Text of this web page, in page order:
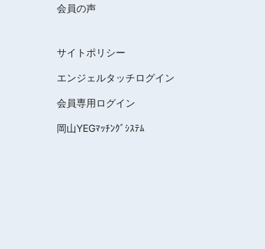
会員の声
サイトポリシー
エンジェルタッチログイン
会員専用ログイン
岡山YEGﾏｯﾁﾝｸﾞｼｽﾃﾑ